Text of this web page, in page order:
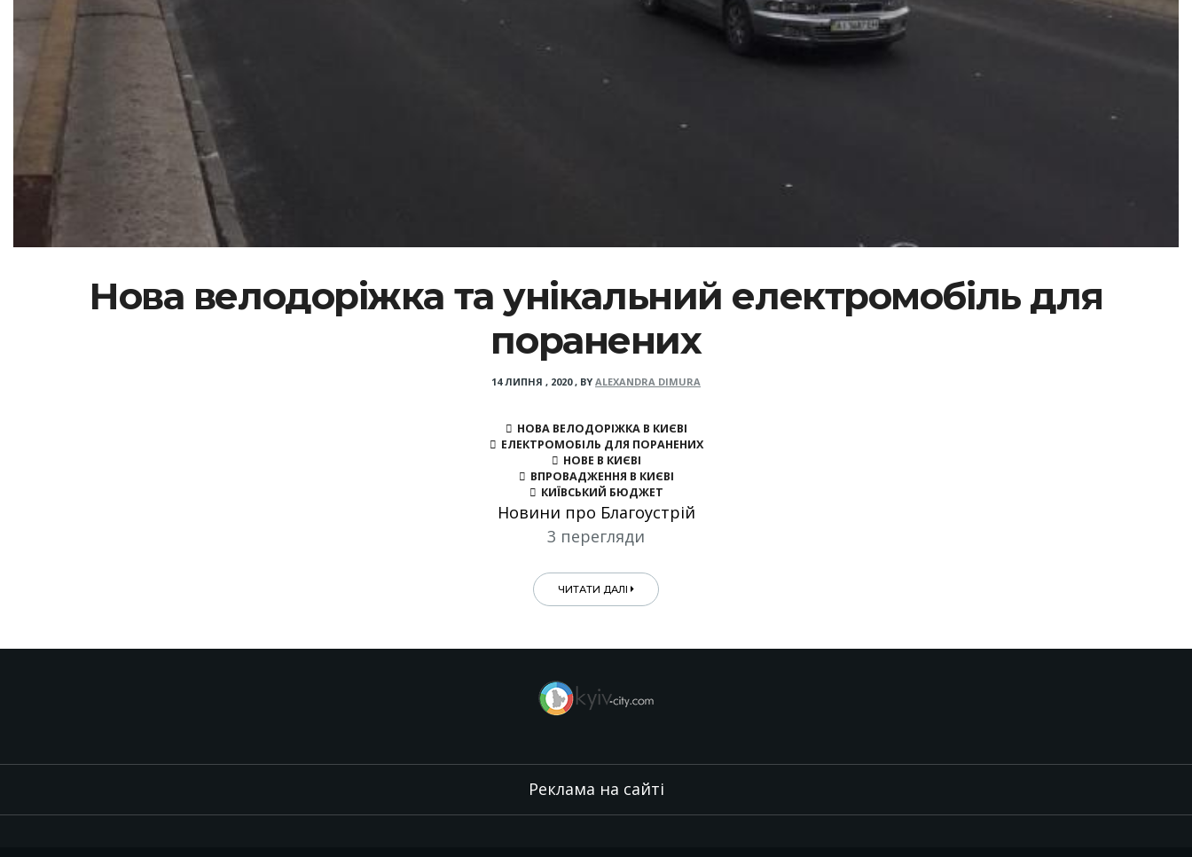
Нова велодоріжка та унікальний електромобіль для
поранених
14 ЛИПНЯ , 2020, BY ALEXANDRA DIMURA
НОВА ВЕЛОДОРІЖКА В КИЄВІ
ЕЛЕКТРОМОБІЛЬ ДЛЯ ПОРАНЕНИХ
НОВЕ В КИЄВІ
ВПРОВАДЖЕННЯ В КИЄВІ
КИЇВСЬКИЙ БЮДЖЕТ
Новини про Благоустрій
3 перегляди
ЧИТАТИ ДАЛІ
Реклама на сайті